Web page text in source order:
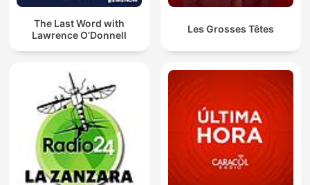
The Last Word with
Lawrence O’Donnell
Les Grosses Têtes